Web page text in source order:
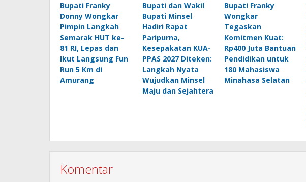
Bupati Franky
Donny Wongkar
Pimpin Langkah
Semarak HUT ke-
81 RI, Lepas dan
Ikut Langsung Fun
Run 5 Km di
Amurang
Bupati dan Wakil
Bupati Minsel
Hadiri Rapat
Paripurna,
Kesepakatan KUA-
PPAS 2027 Diteken:
Langkah Nyata
Wujudkan Minsel
Maju dan Sejahtera
Bupati Franky
Wongkar
Tegaskan
Komitmen Kuat:
Rp400 Juta Bantuan
Pendidikan untuk
180 Mahasiswa
Minahasa Selatan
Komentar